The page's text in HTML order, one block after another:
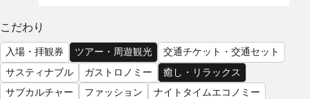
を
見
る
こだわり
入場・拝観券 ツアー・周遊観光
交通チケット・交通セット
サスティナブル
ガストロノミー
癒し・リラックス
サブカルチャー
ファッション
ナイトタイムエコノミー